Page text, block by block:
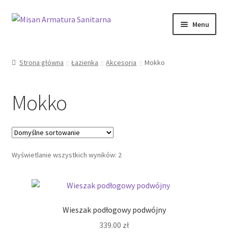
Przejdź
Przejdź
Menu
Kontakt
Informacje prawne
Strona główna Łazienka Akcesoria Mokko
Mokko
Wyświetlanie wszystkich wyników: 2
Wieszak podłogowy podwójny
339.00 zł